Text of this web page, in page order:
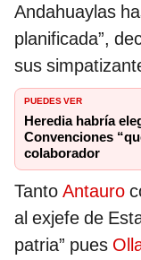
Andahuaylas
planificada”,
sus
PUEDES VER
Heredia habría
Convenciones
colaborador
Tanto Antauro
al exjefe de
patria” pues